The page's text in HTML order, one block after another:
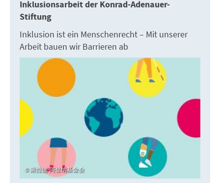
Inklusionsarbeit der Konrad-Adenauer-
Stiftung
Inklusion ist ein Menschenrecht – Mit unserer
Arbeit bauen wir Barrieren ab
康拉德·阿登纳基金会